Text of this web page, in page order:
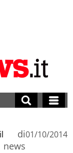
di
news
il 01/10/2014